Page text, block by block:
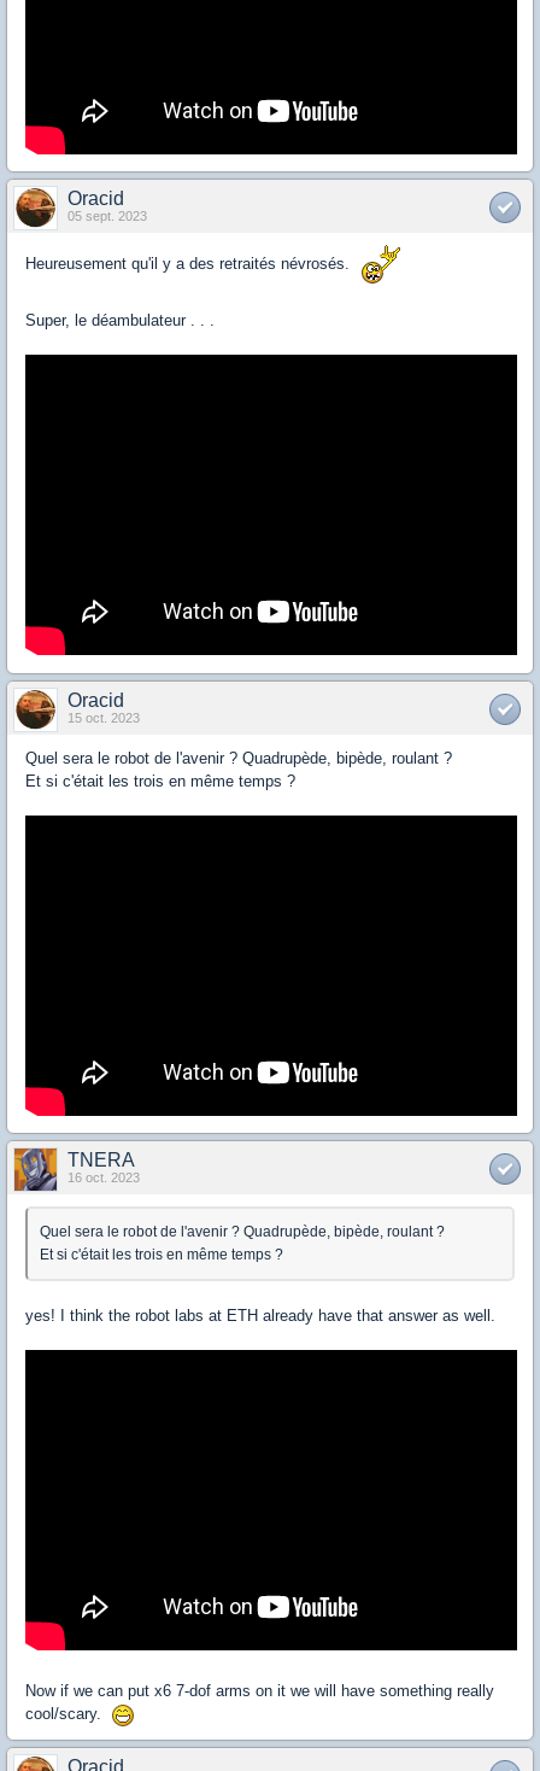
Oracid
05 sept. 2023
Heureusement qu'il y a des retraités névrosés.
Super, le déambulateur . . .
Oracid
15 oct. 2023
Quel sera le robot de l'avenir ? Quadrupède, bipède, roulant ?
Et si c'était les trois en même temps ?
TNERA
16 oct. 2023
Quel sera le robot de l'avenir ? Quadrupède, bipède, roulant ?
Et si c'était les trois en même temps ?
yes! I think the robot labs at ETH already have that answer as well.
Now if we can put x6 7-dof arms on it we will have something really
cool/scary.
Oracid